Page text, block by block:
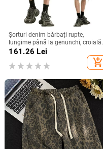
Șorturi denim bărbați rupte,
lungime până la genunchi, croială
dreaptă, vară, stil sport, țesătură
161.26 Lei
add_shopping_cart